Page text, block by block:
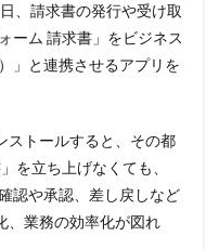
、請求書の発行や受け取
ーム 請求書」をビジネス
」と連携させるアプリを
ストールすると、その都
を立ち上げなくても、
認や承認、差し戻しなど
、業務の効率化が図れ